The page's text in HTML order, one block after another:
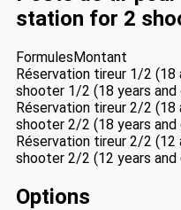
station for 2
FormulesMontant
Réservation tireur 1/2 (18
shooter 1/2 (18 years and
Réservation tireur 2/2 (18
shooter 2/2 (18 years and
Réservation tireur 2/2 (12
shooter 2/2 (12 years and
Options